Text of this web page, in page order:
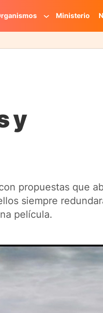
Ministerio
y
propuestas que
siempre
película.